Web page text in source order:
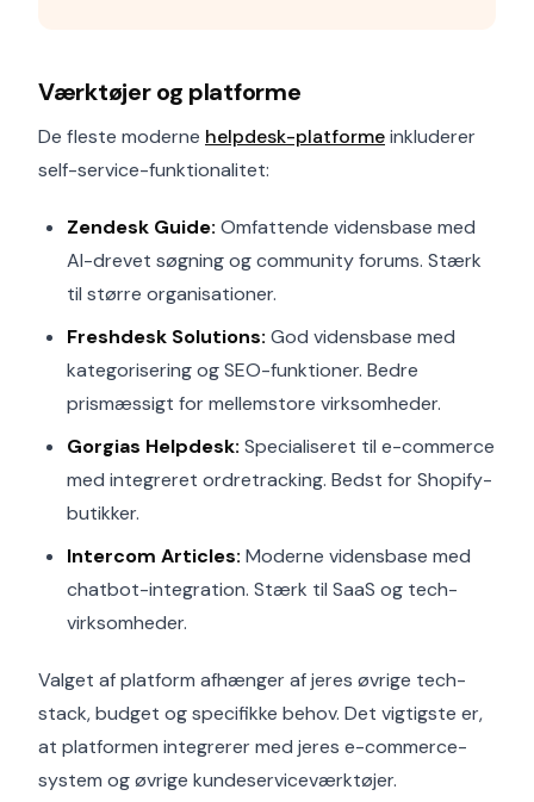
Værktøjer og platforme
De fleste moderne helpdesk-platformeinkluderer
self-service-funktionalitet:
Zendesk Guide: Omfattende vidensbase med
AI-drevet søgning og community forums. Stærk
til større organisationer.
Freshdesk Solutions: God vidensbase med
kategorisering og SEO-funktioner. Bedre
prismæssigt for mellemstore virksomheder.
Gorgias Helpdesk: Specialiseret til e-commerce
med integreret ordretracking. Bedst for Shopify-
butikker.
Intercom Articles: Moderne vidensbase med
chatbot-integration. Stærk til SaaS og tech-
virksomheder.
Valget af platform afhænger af jeres øvrige tech-
stack, budget og specifikke behov. Det vigtigste er,
at platformen integrerer med jeres e-commerce-
system og øvrige kundeserviceværktøjer.